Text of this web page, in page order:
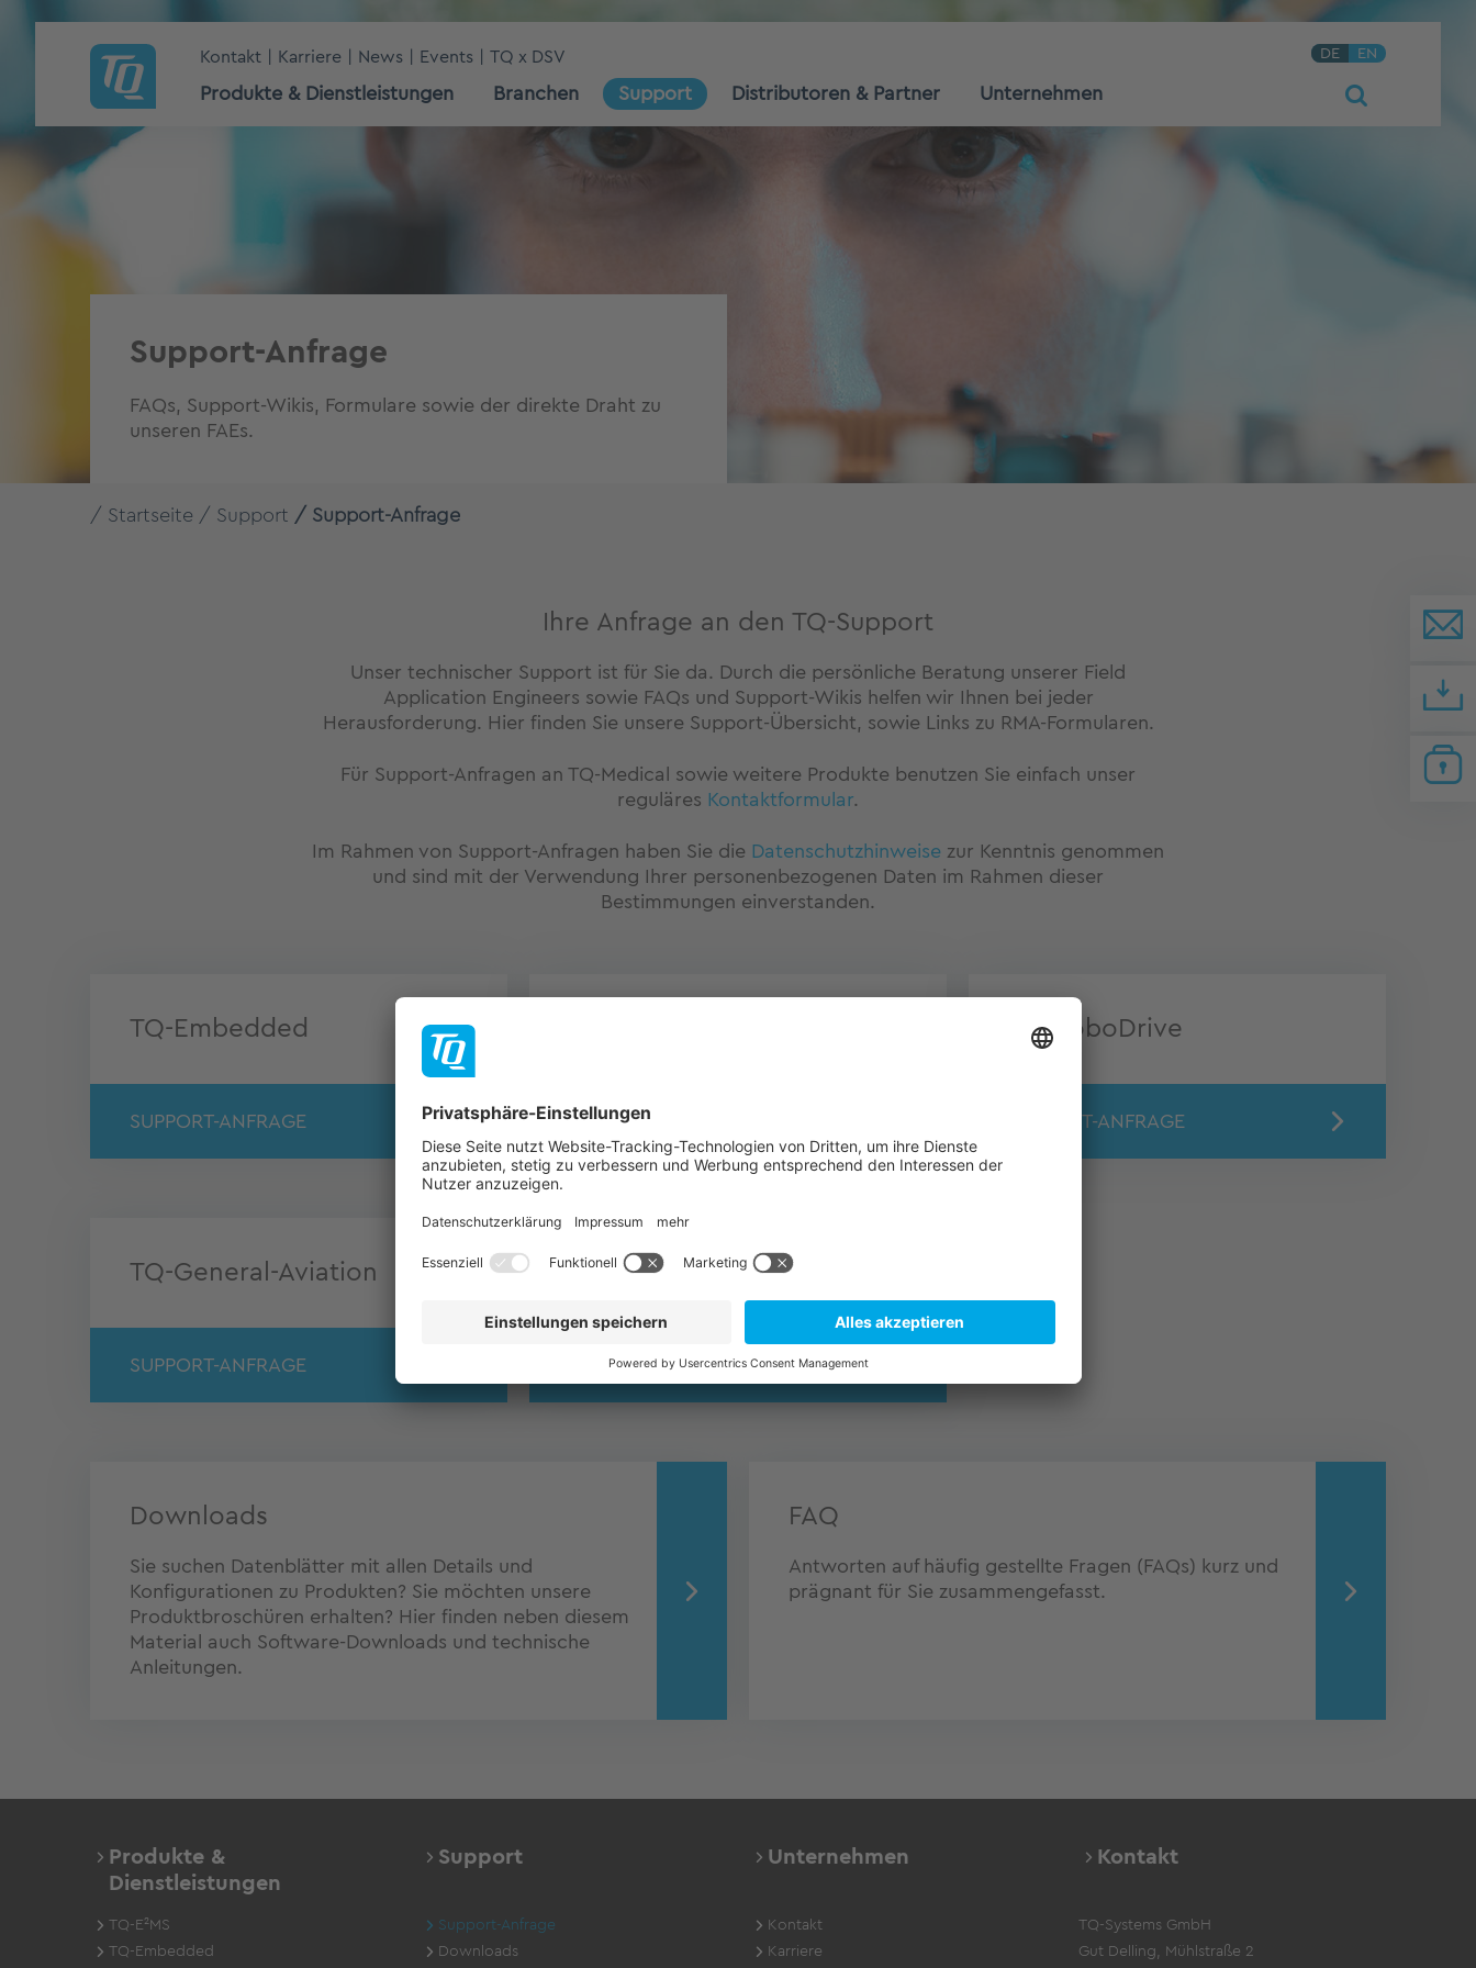
Kontakt Karriere News Events TQ x DSV DE EN
Produkte & Dienstleistungen Branchen Support Distributoren & Partner Unternehmen
Support-Anfrage
FAQs, Support-Wikis, Formulare sowie der direkte Draht zu
unseren FAEs.
Startseite Support Support-Anfrage
Ihre Anfrage an den TQ-Support
Unser technischer Support ist für Sie da. Durch die persönliche Beratung unserer Field
Application Engineers sowie FAQs und Support-Wikis helfen wir Ihnen bei jeder
Herausforderung. Hier finden Sie unsere Support-Übersicht, sowie Links zu RMA-Formularen.
Für Support-Anfragen an TQ-Medical sowie weitere Produkte benutzen Sie einfach unser
reguläres Kontaktformular.
Im Rahmen von Support-Anfragen haben Sie die Datenschutzhinweise zur Kenntnis genommen
und sind mit der Verwendung Ihrer personenbezogenen Daten im Rahmen dieser
Bestimmungen einverstanden.
TQ-Embedded
SUPPORT-ANFRAGE SUPPORT-ANFRAGE
TQ-RoboDrive
SUPPORT-ANFRAGE
TQ-General-Aviation
SUPPORT-ANFRAGE
TQ-Automation
SUPPORT-ANFRAGE
Downloads
Sie suchen Datenblätter mit allen Details und
Konfigurationen zu Produkten? Sie möchten unsere
Produktbroschüren erhalten? Hier finden neben diesem
Material auch Software-Downloads und technische
Anleitungen.
FAQ
Antworten auf häufig gestellte Fragen (FAQs) kurz und
prägnant für Sie zusammengefasst.
Produkte &
Dienstleistungen
TQ-E²MS
TQ-Embedded
Support
Support-Anfrage
Downloads
Unternehmen
Kontakt
Karriere
Kontakt
TQ-Systems GmbH
Gut Delling, Mühlstraße 2